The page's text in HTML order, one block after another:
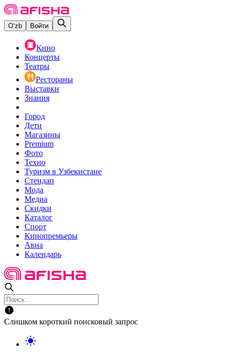
O‘zb Войти
Кино
Концерты
Театры
Рестораны
Выставки
Знания
Город
Дети
Магазины
Premium
Фото
Техно
Туризм в Узбекистане
Стендап
Мода
Медиа
Скидки
Каталог
Спорт
Кинопремьеры
Авиа
Календарь
Слишком короткий поисковый запрос